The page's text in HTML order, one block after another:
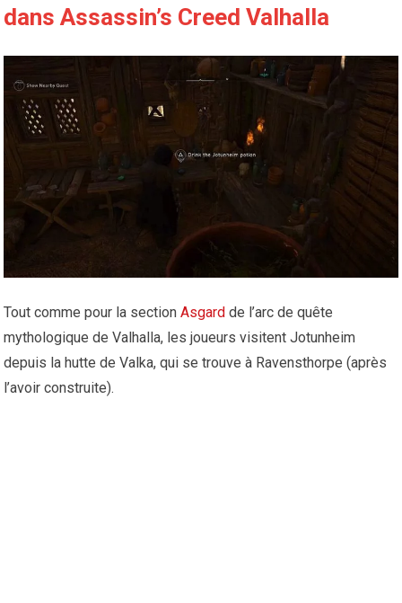
dans Assassin’s Creed Valhalla
Tout comme pour la sectionAsgard de l’arc de quête
mythologique de Valhalla, les joueurs visitent Jotunheim
depuis la hutte de Valka, qui se trouve à Ravensthorpe (après
l’avoir construite).